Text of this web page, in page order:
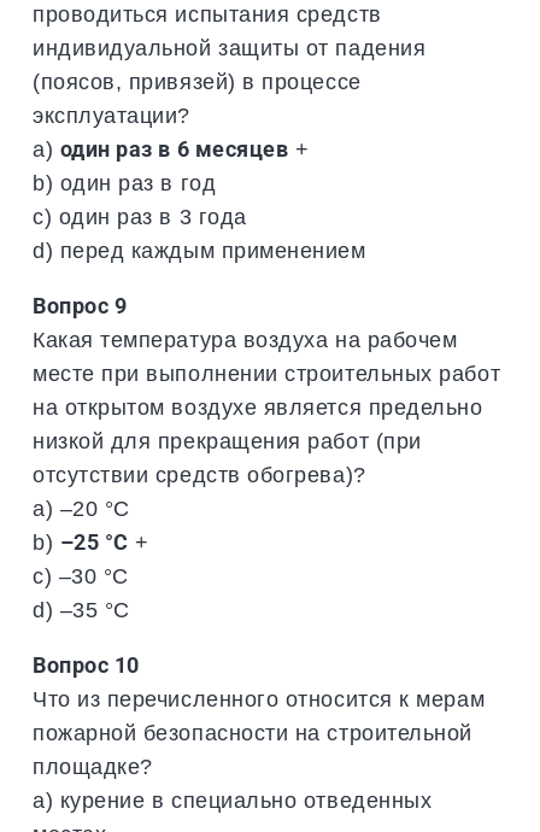
проводиться испытания средств
индивидуальной защиты от падения
(поясов, привязей) в процессе
эксплуатации?
a) один раз в 6 месяцев +
b) один раз в год
c) один раз в 3 года
d) перед каждым применением
Вопрос 9
Какая температура воздуха на рабочем
месте при выполнении строительных работ
на открытом воздухе является предельно
низкой для прекращения работ (при
отсутствии средств обогрева)?
a) –20 °С
b) –25 °С +
c) –30 °С
d) –35 °С
Вопрос 10
Что из перечисленного относится к мерам
пожарной безопасности на строительной
площадке?
a) курение в специально отведенных